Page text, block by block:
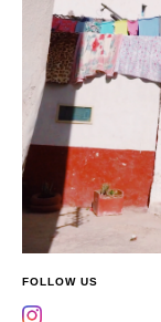
FOLLOW US